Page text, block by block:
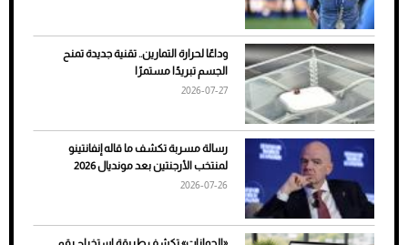
7 نصائح لاختيار لون البنطلون المناسب للقميص
وداعًا لحرارة التمارين.. تقنية جديدة تمنح
الجسم تبريدًا مستمرًا
2026-07-27
رسالة مسربة تكشف ما قاله إنفانتينو
لمنتخب الأرجنتين بعد مونديال 2026
2026-07-26